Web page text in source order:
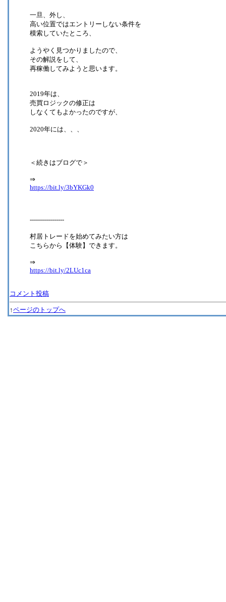
一旦、外し、
高い位置ではエントリーしない条件を
模索していたところ、
ようやく見つかりましたので、
その解説をして、
再稼働してみようと思います。
2019年は、
売買ロジックの修正は
しなくてもよかったのですが、
2020年には、、、
＜続きはブログで＞
⇒
https://bit.ly/3bYKGk0
-----------------
村居トレードを始めてみたい方は
こちらから【体験】できます。
⇒
https://bit.ly/2LUc1ca
コメント投稿
↑ページのトップへ